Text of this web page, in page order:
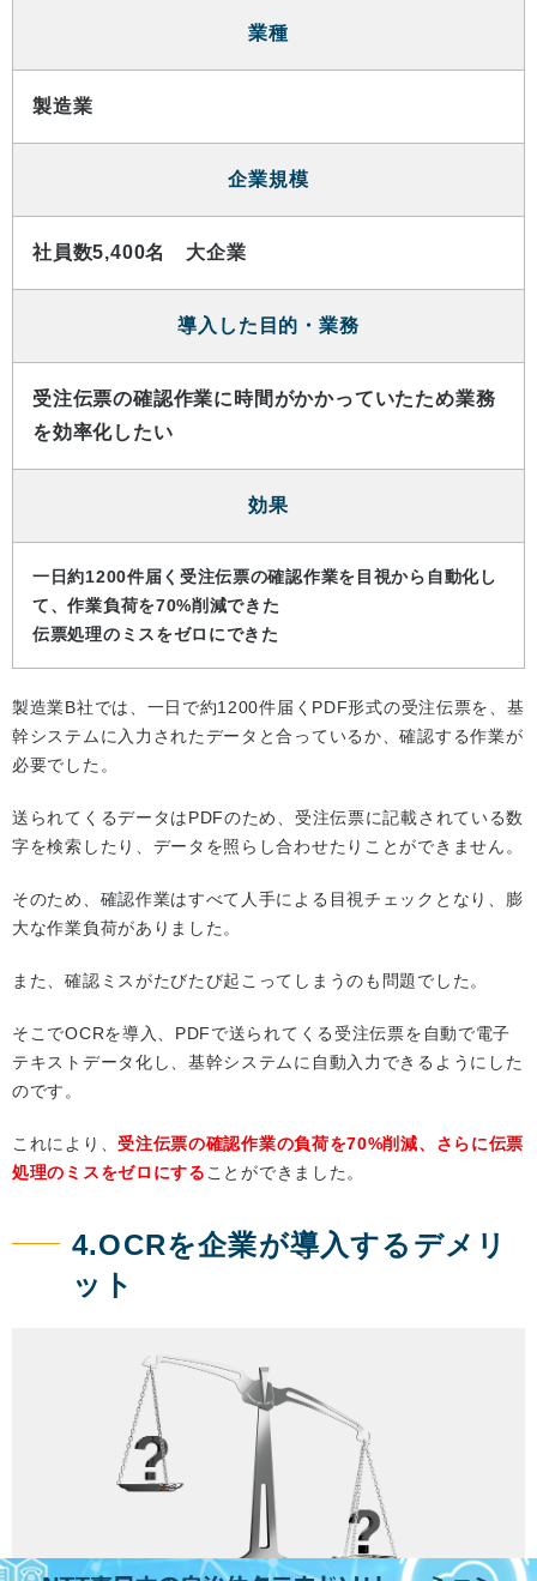
業種
製造業
企業規模
社員数5,400名 大企業
導入した目的・業務
受注伝票の確認作業に時間がかかっていたため業務
を効率化したい
効果
一日約1200件届く受注伝票の確認作業を目視から自動化し
て、作業負荷を70%削減できた
伝票処理のミスをゼロにできた
製造業B社では、一日で約1200件届くPDF形式の受注伝票を、基
幹システムに入力されたデータと合っているか、確認する作業が
必要でした。
送られてくるデータはPDFのため、受注伝票に記載されている数
字を検索したり、データを照らし合わせたりことができません。
そのため、確認作業はすべて人手による目視チェックとなり、膨
大な作業負荷がありました。
また、確認ミスがたびたび起こってしまうのも問題でした。
そこでOCRを導入、PDFで送られてくる受注伝票を自動で電子
テキストデータ化し、基幹システムに自動入力できるようにした
のです。
これにより、受注伝票の確認作業の負荷を70%削減、さらに伝票
処理のミスをゼロにすることができました。
4.OCRを企業が導入するデメリ
ット